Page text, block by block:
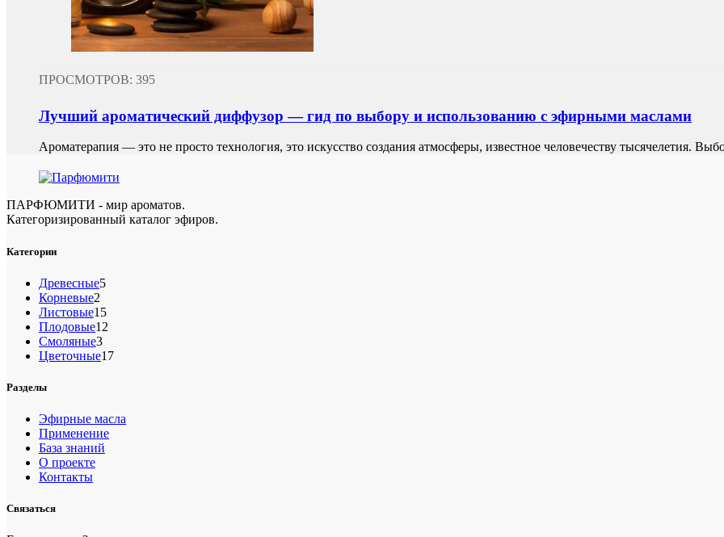
ПРОСМОТРОВ: 395
Лучший ароматический диффузор — гид по выбору и использованию с эфирными маслами
Ароматерапия — это не просто технология, это искусство создания атмосферы, известное человечеству тысячелетия.
ПАРФЮМИТИ - мир ароматов.
Категоризированный каталог эфиров.
Категории
Древесные55
Корневые2
товара
Листовые1515
товаров
Плодовые12
Смоляные33
товара
Цветочные1717
Разделы
Эфирные масла
Применение
База знаний
О проекте
Контакты
Связаться